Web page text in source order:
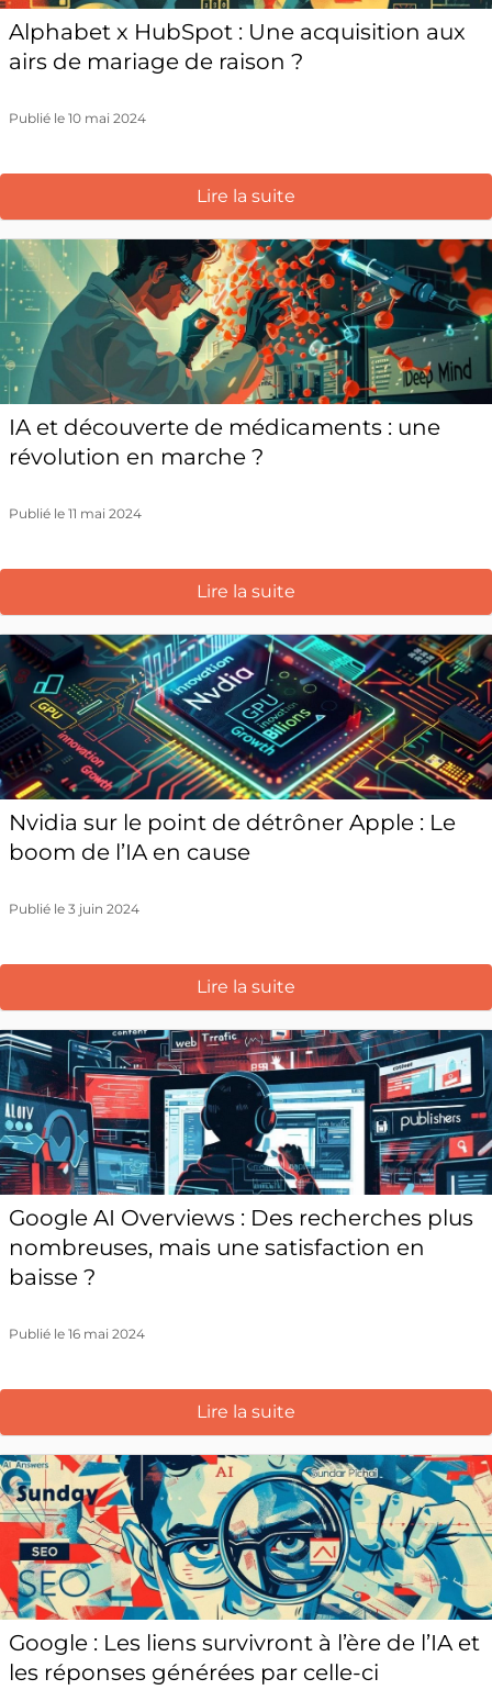
Alphabet x HubSpot : Une acquisition aux
airs de mariage de raison ?
Publié le 10 mai 2024
Lire la suite
IA et découverte de médicaments : une
révolution en marche ?
Publié le 11 mai 2024
Lire la suite
Nvidia sur le point de détrôner Apple : Le
boom de l’IA en cause
Publié le 3 juin 2024
Lire la suite
Google AI Overviews : Des recherches plus
nombreuses, mais une satisfaction en
baisse ?
Publié le 16 mai 2024
Lire la suite
Google : Les liens survivront à l’ère de l’IA et
les réponses générées par celle-ci